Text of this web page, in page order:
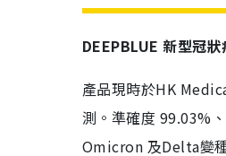
DEEPBLUE 新型冠
產品現時於HK
測。準確度 99.03%
Omicron 及Delta變